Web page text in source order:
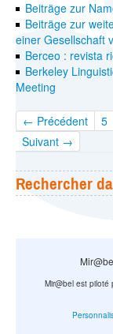
Beiträge zur
Beiträge zur
einer Gesellschaft
Berceo : revista
Berkeley
Meeting
← Précédent 5
Suivant →
Rechercher
Mir@bel est piloté